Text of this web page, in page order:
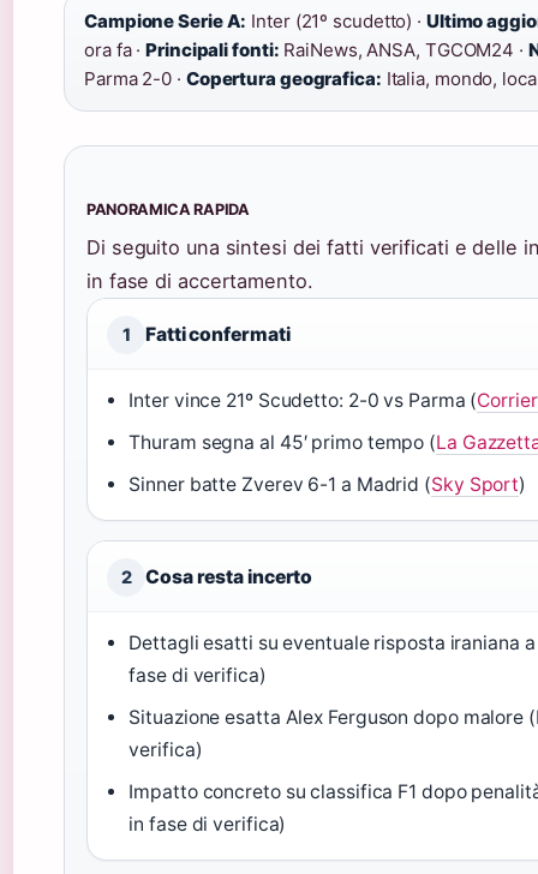
Campione Serie A: Inter (21º scudetto) · Ultimo
ora fa ·Principali fonti: RaiNews, ANSA, TGCOM24 ·
Parma 2-0 · Copertura geografica: Italia, mondo,
PANORAMICA RAPIDA
Di seguito una sintesi dei fatti verificati e delle
in fase di accertamento.
1 Fatti confermati
Inter vince 21º Scudetto: 2-0 vs Parma (
Thuram segna al 45′ primo tempo (La
Sinner batte Zverev 6-1 a Madrid (Sky Sport)
2 Cosa resta incerto
Dettagli esatti su eventuale risposta iraniana
fase di verifica)
Situazione esatta Alex Ferguson dopo malore
verifica)
Impatto concreto su classifica F1 dopo
in fase di verifica)